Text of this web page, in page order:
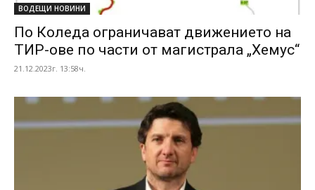
ВОДЕЩИ НОВИНИ
По Коледа ограничават движението на
ТИР-ове по части от магистрала „Хемус“
21.12.2023г. 13:58ч.